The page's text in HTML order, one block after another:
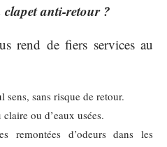
anti-retour ?
rend de fiers services au
sens, sans risque de retour.
ou d’eaux usées.
remontées d’odeurs dans les